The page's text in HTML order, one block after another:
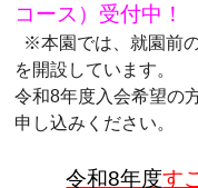
コース）受付中！
※本園では、就園前
を開設しています。
令和8年度入会希望の
申し込みください。
令和8年度す